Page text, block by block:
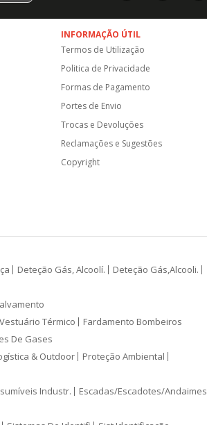
INFORMAÇÃO ÚTIL
Termos de Utilização
Politica de Privacidade
Formas de Pagamento
Portes de Envio
Trocas e Devoluções
Reclamações e Sugestões
Copyright
Deteção Gás, Alcoolí.
Deteção Gás,Alcooli.
Vestuário Térmico Fardamento Bombeiros
De Gases
& Outdoor
Proteção Ambiental
Industr.
Escadas/Escadotes/Andaimes